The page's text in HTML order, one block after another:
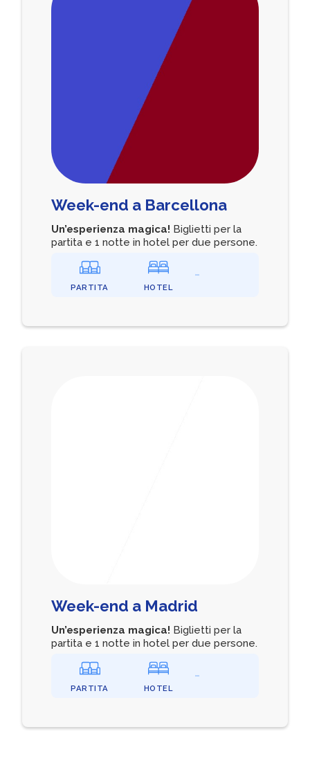
Week-end a Barcellona
Un’esperienza magica! Biglietti per la
partita e 1 notte in hotel per due persone.
PARTITA HOTEL
Week-end a Madrid
Un’esperienza magica! Biglietti per la
partita e 1 notte in hotel per due persone.
PARTITA HOTEL